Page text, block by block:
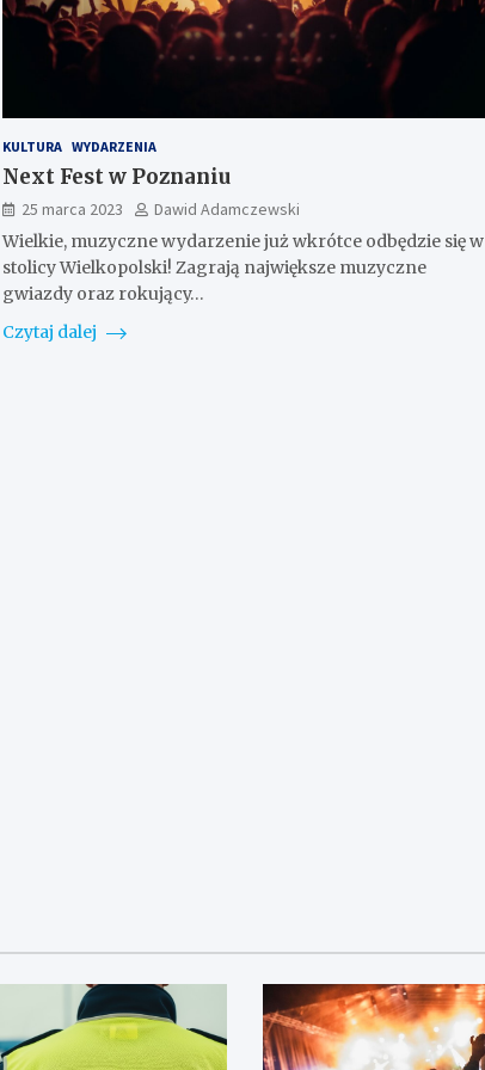
KULTURA WYDARZENIA
Next Fest w Poznaniu
25 marca 2023
Dawid Adamczewski
Wielkie, muzyczne wydarzenie już wkrótce odbędzie się w
stolicy Wielkopolski! Zagrają największe muzyczne
gwiazdy oraz rokujący…
Czytaj dalej